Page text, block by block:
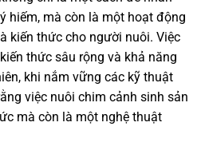
hiếm, mà còn là một hoạt động
kiến thức cho người nuôi. Việc
thức sâu rộng và khả năng
khi nắm vững các kỹ thuật
việc nuôi chim cảnh sinh sản
mà còn là một nghệ thuật